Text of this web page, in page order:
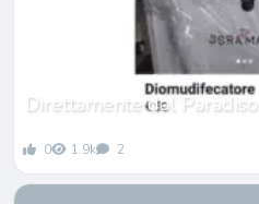
Direttamente dal Paradiso…
0 1.9k 2